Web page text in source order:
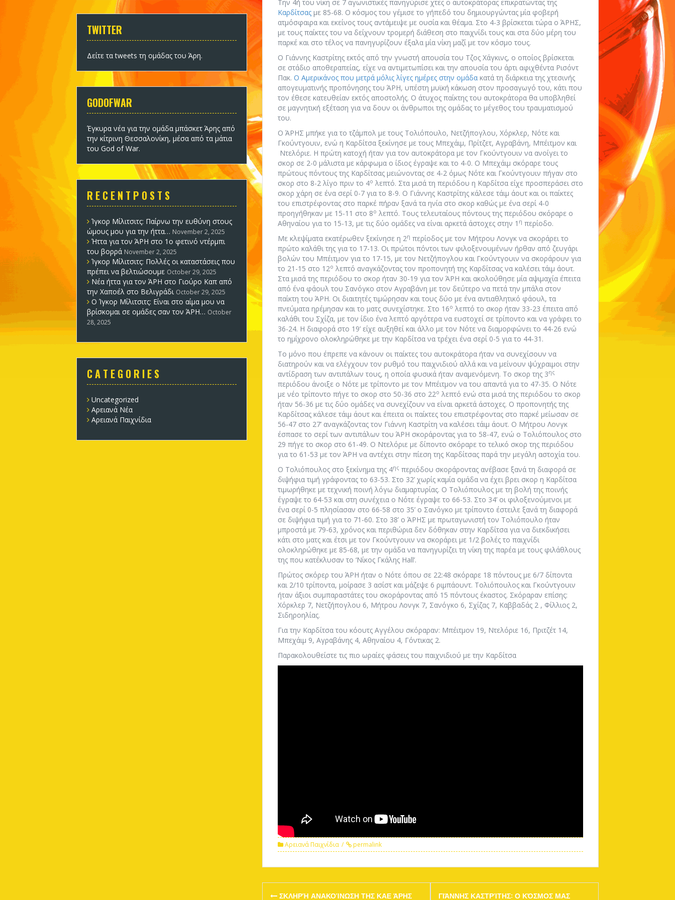
Την 4ή του νίκη σε 7 αγωνιστικές πανηγύρισε χτες ο αυτοκράτορας επικρατώντας της
Καρδίτσας με 85-68. Ο κόσμος του γέμισε το γήπεδό του δημιουργώντας μία φοβερή
ατμόσφαιρα και εκείνος τους αντάμειψε με ουσία και θέαμα. Στο 4-3 βρίσκεται τώρα ο ΆΡΗΣ,
με τους παίκτες του να δείχνουν τρομερή διάθεση στο παιχνίδι τους και στα δύο μέρη του
παρκέ και στο τέλος να πανηγυρίζουν έξαλα μία νίκη μαζί με τον κόσμο τους.
Ο Γιάννης Καστρίτης εκτός από την γνωστή απουσία του Τζος Χάγκινς, ο οποίος βρίσκεται
σε στάδιο αποθεραπείας, είχε να αντιμετωπίσει και την απουσία του άρτι αφιχθέντα Ρισόντ
Πακ. Ο Αμερικάνος που μετρά μόλις λίγες ημέρες στην ομάδα κατά τη διάρκεια της χτεσινής
απογευματινής προπόνησης του ΆΡΗ, υπέστη μυϊκή κάκωση στον προσαγωγό του, κάτι που
τον έθεσε κατευθείαν εκτός αποστολής. Ο άτυχος παίκτης του αυτοκράτορα θα υποβληθεί
σε μαγνητική εξέταση για να δουν οι άνθρωποι της ομάδας το μέγεθος του τραυματισμού
του.
Ο ΆΡΗΣ μπήκε για το τζάμπολ με τους Τολιόπουλο, Νετζήπογλου, Χόρκλερ, Νότε και
Γκούντγουιν, ενώ η Καρδίτσα ξεκίνησε με τους Μπεχάιμ, Πρίτζετ, Αγραβάνη, Μπέιτμον και
Ντελόριε. Η πρώτη κατοχή ήταν για τον αυτοκράτορα με τον Γκούντγουιν να ανοίγει το
σκορ σε 2-0 μάλιστα με κάρφωμα ο ίδιος έγραψε και το 4-0. Ο Μπεχάιμ σκόραρε τους
πρώτους πόντους της Καρδίτσας μειώνοντας σε 4-2 όμως Νότε και Γκούντγουιν πήγαν στο
σκορ στο 8-2 λίγο πριν το 4ο λεπτό. Στα μισά τη περιόδου η Καρδίτσα είχε προσπεράσει στο
σκορ χάρη σε ένα σερί 0-7 για το 8-9. Ο Γιάννης Καστρίτης κάλεσε τάιμ άουτ και οι παίκτες
του επιστρέφοντας στο παρκέ πήραν ξανά τα ηνία στο σκορ καθώς με ένα σερί 4-0
προηγήθηκαν με 15-11 στο 8ο λεπτό. Τους τελευταίους πόντους της περιόδου σκόραρε ο
Αθηναίου για το 15-13, με τις δύο ομάδες να είναι αρκετά άστοχες στην 1 η περίοδο.
Με κλεψίματα εκατέρωθεν ξεκίνησε η 2η περίοδος με τον Μήτρου Λονγκ να σκοράρει το
πρώτο καλάθι της για το 17-13. Οι πρώτοι πόντοι των φιλοξενουμένων ήρθαν από ζευγάρι
βολών του Μπέιτμον για το 17-15, με τον Νετζήπογλου και Γκούντγουιν να σκοράρουν για
το 21-15 στο 12ο λεπτό αναγκάζοντας τον προπονητή της Καρδίτσας να καλέσει τάιμ άουτ.
Στα μισά της περιόδου το σκορ ήταν 30-19 για τον ΆΡΗ και ακολούθησε μία αψιμαχία έπειτα
από ένα φάουλ του Σανόγκο στον Αγραβάνη με τον δεύτερο να πετά την μπάλα στον
παίκτη του ΆΡΗ. Οι διαιτητές τιμώρησαν και τους δύο με ένα αντιαθλητικό φάουλ, τα
πνεύματα ηρέμησαν και το ματς συνεχίστηκε. Στο 16ο λεπτό το σκορ ήταν 33-23 έπειτα από
καλάθι του Σχίζα, με τον ίδιο ένα λεπτό αργότερα να ευστοχεί σε τρίποντο και να γράφει το
36-24. Η διαφορά στο 19’ είχε αυξηθεί και άλλο με τον Νότε να διαμορφώνει το 44-26 ενώ
το ημίχρονο ολοκληρώθηκε με την Καρδίτσα να τρέχει ένα σερί 0-5 για το 44-31.
Το μόνο που έπρεπε να κάνουν οι παίκτες του αυτοκράτορα ήταν να συνεχίσουν να
διατηρούν και να ελέγχουν τον ρυθμό του παιχνιδιού αλλά και να μείνουν ψύχραιμοι στην
αντίδραση των αντιπάλων τους, η οποία φυσικά ήταν αναμενόμενη. Το σκορ της 3ης
περιόδου άνοιξε ο Νότε με τρίποντο με τον Μπέιτμον να του απαντά για το 47-35. Ο Νότε
με νέο τρίποντο πήγε το σκορ στο 50-36 στο 22ο λεπτό ενώ στα μισά της περιόδου το σκορ
ήταν 56-36 με τις δύο ομάδες να συνεχίζουν να είναι αρκετά άστοχες. Ο προπονητής της
Καρδίτσας κάλεσε τάιμ άουτ και έπειτα οι παίκτες του επιστρέφοντας στο παρκέ μείωσαν σε
56-47 στο 27’ αναγκάζοντας τον Γιάννη Καστρίτη να καλέσει τάιμ άουτ. Ο Μήτρου Λονγκ
έσπασε το σερί των αντιπάλων του ΆΡΗ σκοράροντας για το 58-47, ενώ ο Τολιόπουλος στο
29 πήγε το σκορ στο 61-49. Ο Ντελόριε με δίποντο σκόραρε το τελικό σκορ της περιόδου
για το 61-53 με τον ΆΡΗ να αντέχει στην πίεση της Καρδίτσας παρά την μεγάλη αστοχία του.
Ο Τολιόπουλος στο ξεκίνημα της 4ης περιόδου σκοράροντας ανέβασε ξανά τη διαφορά σε
διψήφια τιμή γράφοντας το 63-53. Στο 32’ χωρίς καμία ομάδα να έχει βρει σκορ η Καρδίτσα
τιμωρήθηκε με τεχνική ποινή λόγω διαμαρτυρίας. Ο Τολιόπουλος με τη βολή της ποινής
έγραψε το 64-53 και στη συνέχεια ο Νότε έγραψε το 66-53. Στο 34’ οι φιλοξενούμενοι με
ένα σερί 0-5 πλησίασαν στο 66-58 στο 35’ ο Σανόγκο με τρίποντο έστειλε ξανά τη διαφορά
σε διψήφια τιμή για το 71-60. Στο 38’ ο ΆΡΗΣ με πρωταγωνιστή τον Τολιόπουλο ήταν
μπροστά με 79-63, χρόνος και περιθώρια δεν δόθηκαν στην Καρδίτσα για να διεκδικήσει
κάτι στο ματς και έτσι με τον Γκούντγουιν να σκοράρει με 1/2 βολές το παιχνίδι
ολοκληρώθηκε με 85-68, με την ομάδα να πανηγυρίζει τη νίκη της παρέα με τους φιλάθλους
της που κατέκλυσαν το ‘Νίκος Γκάλης Hall’.
Πρώτος σκόρερ του ΆΡΗ ήταν ο Νότε όπου σε 22:48 σκόραρε 18 πόντους με 6/7 δίποντα
και 2/10 τρίποντα, μοίρασε 3 ασίστ και μάζεψε 6 ριμπάουντ. Τολιόπουλος και Γκούντγουιν
ήταν άξιοι συμπαραστάτες του σκοράροντας από 15 πόντους έκαστος. Σκόραραν επίσης:
Χόρκλερ 7, Νετζήπογλου 6, Μήτρου Λονγκ 7, Σανόγκο 6, Σχίζας 7, Καββαδάς 2 , Φίλλιος 2,
Σιδηροηλίας.
Για την Καρδίτσα του κόουτς Αγγέλου σκόραραν: Μπέιτμον 19, Ντελόριε 16, Πριτζέτ 14,
Μπεχάιμ 9, Αγραβάνης 4, Αθηναίου 4, Γόντικας 2.
Παρακολουθείστε τις πιο ωραίες φάσεις του παιχνιδιού με την Καρδίτσα
Αρειανά Παιχνίδια permalink
PostΣΚΛΗΡΉ ΑΝΑΚΟΊΝΩΣΗ ΤΗΣ ΚΑΕ ΆΡΗΣ ΓΙΆΝΝΗΣ ΚΑΣΤΡΊΤΗΣ: Ο ΚΌΣΜΟΣ ΜΑΣ
TWITTER
Δείτε τα tweets τη ομάδας του Άρη.
GODOFWAR
Έγκυρα νέα για την ομάδα μπάσκετ Άρης από
την κίτρινη Θεσσαλονίκη, μέσα από τα μάτια
του God of War.
R E C E N T P O S T S
Ίγκορ Μίλιτσιτς: Παίρνω την ευθύνη στους
ώμους μου για την ήττα… November 2, 2025
Ήττα για τον ΆΡΗ στο 1ο φετινό ντέρμπι
του βορρά November 2, 2025
Ίγκορ Μίλιτσιτς: Πολλές οι καταστάσεις που
πρέπει να βελτιώσουμε October 29, 2025
Νέα ήττα για τον ΆΡΗ στο Γιούρο Καπ από
την Χαποέλ στο Βελιγράδι October 29, 2025
Ο Ίγκορ Μίλιτσιτς: Είναι στο αίμα μου να
βρίσκομαι σε ομάδες σαν τον ΆΡΗ… October
28, 2025
C A T E G O R I E S
Uncategorized
Αρειανά Νέα
Αρειανά Παιχνίδια